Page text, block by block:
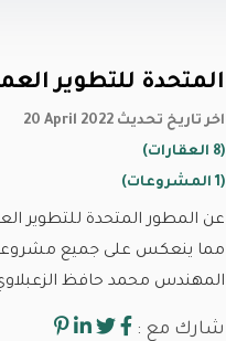
المتحدة للتطوير
20 April 2022 اخر تاريخ تحديث
(8 العقارات)
(1 المشروعات)
عن المطور المتحدة للتطوير
المهندس محمد حافظ
شارك مع :